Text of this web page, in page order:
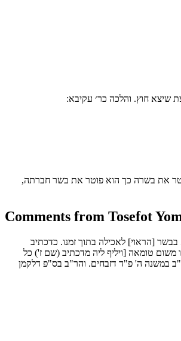
שיצא חוץ. והלכה כר׳ עקיבא:
את בשרה כך הוא פוטר את בשר חברתה,
Comments from Tosefot
[הראוי] לאכילה בתוך זמנו. כדכתיב
משום טומאה [ויליף ליה מדכתיב (שם ז') כל
במשנה ה' פ"ד דזבחים. והר"ב בס"פ דלקמן